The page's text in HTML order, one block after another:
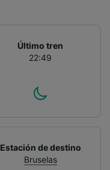
Último tren
22:49
Estación de destino
Bruselas